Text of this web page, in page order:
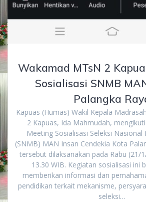
Wakamad MTsN 2
Sosialisasi SNMB
Palangka
Kapuas (Humas) Wakil Kepala
2 Kapuas, Ida Mahmudah,
Meeting Sosialisasi Seleksi
(SNMB) MAN Insan Cendekia Kota
tersebut dilaksanakan pada Rabu (21/
13.30 WIB. Kegiatan sosialisasi ini
memberikan informasi dan
pendidikan terkait mekanisme,
seleksi…